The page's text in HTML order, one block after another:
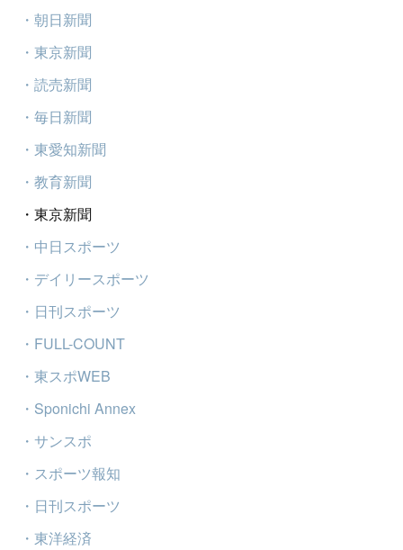
・朝日新聞
・東京新聞
・読売新聞
・毎日新聞
・東愛知新聞
・教育新聞
・東京新聞
・中日スポーツ
・デイリースポーツ
・日刊スポーツ
・FULL-COUNT
・東スポWEB
・Sponichi Annex
・サンスポ
・スポーツ報知
・日刊スポーツ
・東洋経済